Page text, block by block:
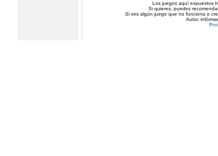
Los juegos aquí expuestos
Si quieres, puedes
Si ves algún juego que no funciona o
Autor,
P